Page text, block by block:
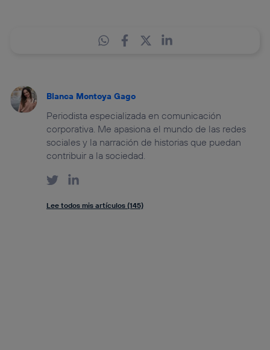
Blanca Montoya Gago
Periodista especializada en comunicación
corporativa. Me apasiona el mundo de las redes
sociales y la narración de historias que puedan
contribuir a la sociedad.
Lee todos mis artículos (145)